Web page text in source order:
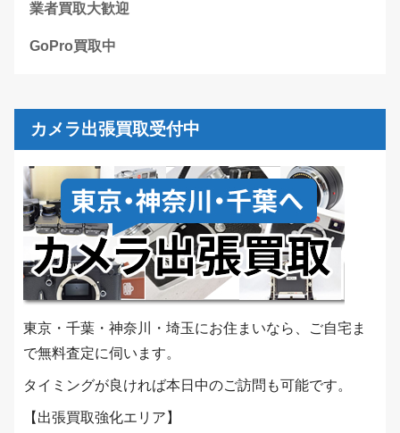
業者買取大歓迎
GoPro買取中
カメラ出張買取受付中
東京・千葉・神奈川・埼玉にお住まいなら、ご自宅ま
で無料査定に伺います。
タイミングが良ければ本日中のご訪問も可能です。
【出張買取強化エリア】